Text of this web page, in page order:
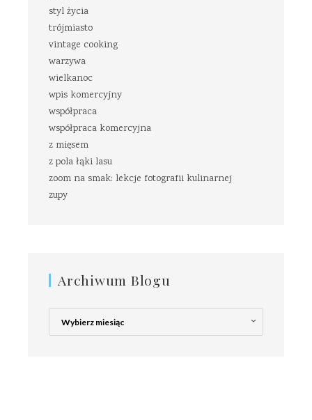
styl życia
trójmiasto
vintage cooking
warzywa
wielkanoc
wpis komercyjny
współpraca
współpraca komercyjna
z mięsem
z pola łąki lasu
zoom na smak: lekcje fotografii kulinarnej
zupy
Archiwum Blogu
Archiwum
Blogu